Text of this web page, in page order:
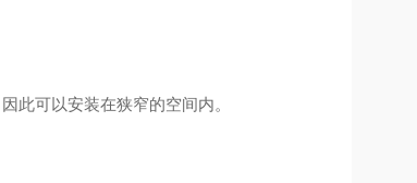
此可以安装在狭窄的空间内。